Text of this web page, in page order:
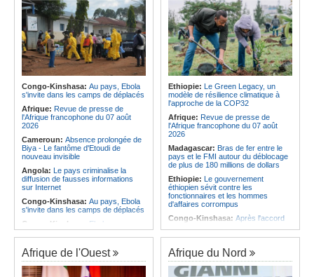
Afrique:La LSF salue le lancement
du premier ETF obligataire
souverain africain (USD) disponible
en Europe
Afrique:Promesse de la finale de la
Coupe du Monde 2030 au Maroc -
Infantino marquera-t-il le but de son
maintien ?
Afrique:Partenariat Afrique-Monde
arabe - Des mesures adoptées pour
relancer la coopération
Afrique:Enjeux sur l'eau potable en
Afrique - Le Prof Jacques Djoli
Angola:Boxe - Elder Liduema se
qualifie pour les quarts de finale
Angola: Handball - Le pays s'incline
face à la Guinée dans les matches
de classement
Angola:Football - L'Interclube
corrige le Kabuscorp en match de
préparation
Angola:Des experts prélèvent des
échantillons pour identifier les
victimes de l'accident de Cuanza-
Sul
Congo-Kinshasa: Au pays, Ebola
s'invite dans les camps de déplacés
Afrique: Revue de presse de
l'Afrique francophone du 07 août
2026
Cameroun: Absence prolongée de
Biya - Le fantôme d'Etoudi de
nouveau invisible
Angola: Le pays criminalise la
diffusion de fausses informations
sur Internet
Congo-Kinshasa: Au pays, Ebola
s'invite dans les camps de déplacés
Congo-Kinshasa: Ebola au pays -
Africa CDC mise sur les
communautés
Afrique Centrale:L'explosion de la
demande de viande de brousse
extermine la faune sauvage
Ethiopie: Le Green Legacy, un
modèle de résilience climatique à
l'approche de la COP32
Afrique: Revue de presse de
l'Afrique francophone du 07 août
2026
Madagascar: Bras de fer entre le
pays et le FMI autour du déblocage
de plus de 180 millions de dollars
Ethiopie: Le gouvernement
éthiopien sévit contre les
fonctionnaires et les hommes
d'affaires corrompus
Congo-Kinshasa: Après l'accord
Sud-Soudan: Le pays à la croisée
des chemins, alerte l'ONU
Rwanda: Rome et Kigali discutent
Afrique de l'Ouest Afrique du Nord